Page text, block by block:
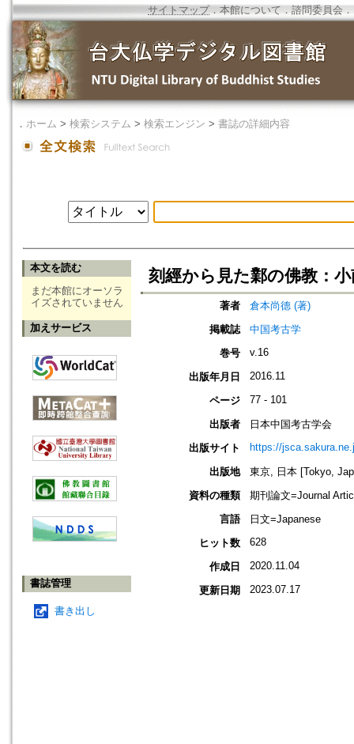
サイトマップ．本館について ． 諮問委員会 ．
． ホーム > 検索システム > 検索エンジン > 書誌の詳細内容
本文を読む
まだ本館にオーソラ
イズされていません
加えサービス
書誌管理
書き出し
刻經から見た鄴の佛教：
著者
倉本尚德 (著)
掲載誌
中国考古学
巻号
v.16
出版年月日 2016.11
ページ 77 - 101
出版者
日本中国考古学会
出版サイト
https://
出版地
東京, 日本 [Tokyo,
資料の種類
期刊論文=Journal
言語
日文=Japanese
ヒット数
628
作成日 2020.11.04
更新日期 2023.07.17